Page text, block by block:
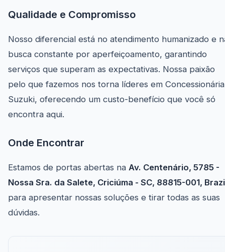
Qualidade e Compromisso
Nosso diferencial está no atendimento humanizado e
busca constante por aperfeiçoamento, garantindo
serviços que superam as expectativas. Nossa paixão
pelo que fazemos nos torna líderes em Concessionária
Suzuki, oferecendo um custo-benefício que você só
encontra aqui.
Onde Encontrar
Estamos de portas abertas na Av. Centenário, 5785 -
Nossa Sra. da Salete, Criciúma - SC, 88815-001,
para apresentar nossas soluções e tirar todas as suas
dúvidas.